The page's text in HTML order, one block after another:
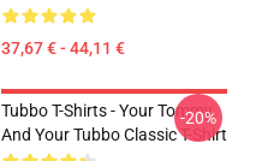
37,67 € - 44,11 €
Tubbo T-Shirts - Your Tommy
And Your Tubbo Classic T-Shirt
-20%